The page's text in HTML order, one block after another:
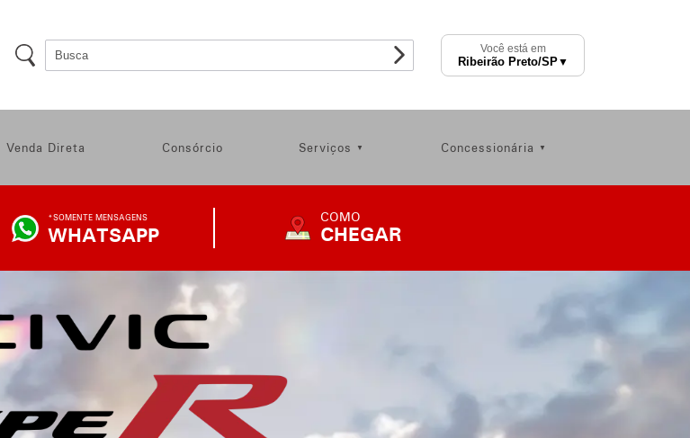
Você está em
Ribeirão Preto/SP▼
Venda Direta Consórcio Serviços Concessionária
WHATSAPP
*SOMENTE MENSAGENS
WHATSAPP
COMO
COMO
CHEGAR